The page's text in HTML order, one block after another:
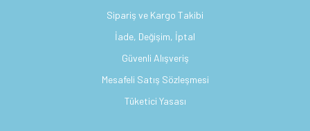
Sipariş ve Kargo Takibi
İade, Değişim, İptal
Güvenli Alışveriş
Mesafeli Satış Sözleşmesi
Tüketici Yasası